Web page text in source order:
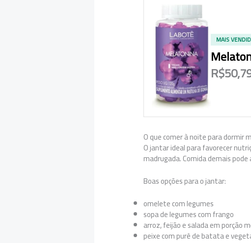
MAIS
O que comer à noite para dormir
O jantar ideal para favorecer
madrugada. Comida demais
Boas opções para o jantar:
omelete com legumes
sopa de legumes com frango
arroz, feijão e salada em porção
peixe com purê de batata e